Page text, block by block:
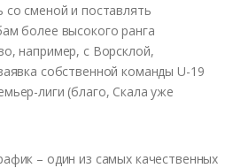
со сменой и поставлять
более высокого ранга
например, с Ворсклой,
собственной команды U-19
лиги (благо, Скала уже
– один из самых качественных